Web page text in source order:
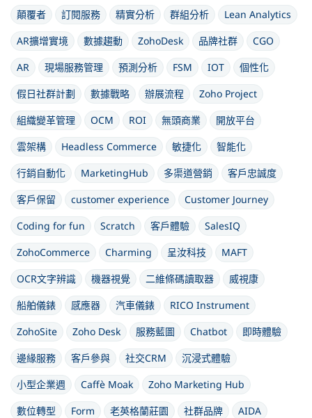
顛覆者
訂閱服務 精實分析 群組分析
Lean Analytics
AR擴增實境
數據趨動 ZohoDesk 品牌社群
CGO
AR
現場服務管理 預測分析 FSM IOT
個性化
假日社群計劃
數據戰略 辦展流程
Zoho Project
組織變革管理
OCM ROI 無頭商業
開放平台
雲架構
Headless Commerce 敏捷化
智能化
行銷自動化
MarketingHub 多渠道營銷
客戶忠誠度
客戶保留
customer experience
Customer Journey
Coding for fun
Scratch 客戶體驗
SalesIQ
ZohoCommerce
Charming 呈汝科技
MAFT
OCR文字辨識
機器視覺 二維條碼讀取器
威視康
船舶儀錶
感應器 汽車儀錶
RICO Instrument
ZohoSite
Zoho Desk 服務藍圖 Chatbot
即時體驗
邊緣服務
客戶參與 社交CRM
沉浸式體驗
小型企業週
Caffè Moak
Zoho Marketing Hub
數位轉型
Form 老英格蘭莊園 社群品牌
AIDA